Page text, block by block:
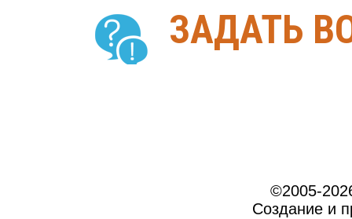
ЗАДАТЬ
©2005-
Создание и